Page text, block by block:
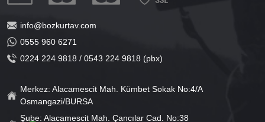
info@bozkurtav.com
0555 960 6271
0224 224 9818 / 0543 224 9818 (pbx)
Merkez: Alacamescit Mah. Kümbet Sokak No:4/A
Osmangazi/BURSA
Şube: Alacamescit Mah. Çancılar Cad. No:38